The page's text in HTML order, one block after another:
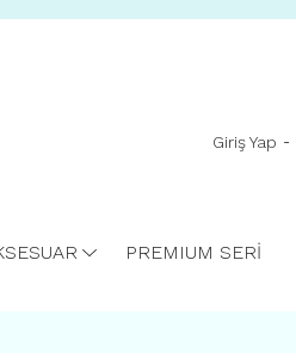
Giriş Yap -
PREMIUM SERİ